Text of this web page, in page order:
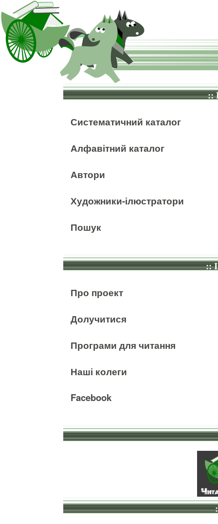
::
Систематичний каталог
Алфавітний каталог
Автори
Художники-ілюстратори
Пошук
::
Про проект
Долучитися
Програми для читання
Наші колеги
Facebook